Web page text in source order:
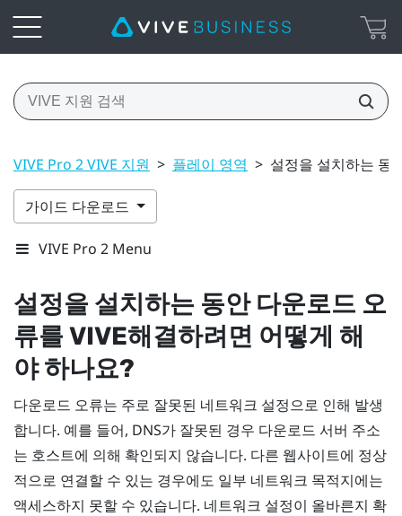
VIVE Pro 2 VIVE 지원 > 플레이 영역 > 설정을 설치하는 동
가이드 다운로드
VIVE Pro 2 Menu
설정을 설치하는 동안 다운로드 오
류를 VIVE해결하려면 어떻게 해
야 하나요?
다운로드 오류는 주로 잘못된 네트워크 설정으로 인해 발생
합니다. 예를 들어, DNS가 잘못된 경우 다운로드 서버 주소
는 호스트에 의해 확인되지 않습니다. 다른 웹사이트에 정상
적으로 연결할 수 있는 경우에도 일부 네트워크 목적지에는
액세스하지 못할 수 있습니다. 네트워크 설정이 올바른지 확